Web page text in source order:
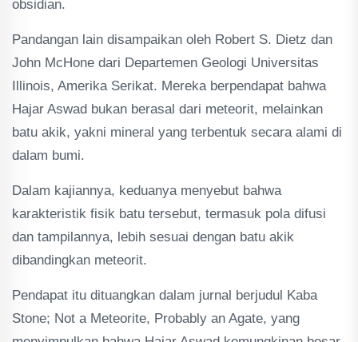
obsidian.
Pandangan lain disampaikan oleh Robert S. Dietz dan
John McHone dari Departemen Geologi Universitas
Illinois, Amerika Serikat. Mereka berpendapat bahwa
Hajar Aswad bukan berasal dari meteorit, melainkan
batu akik, yakni mineral yang terbentuk secara alami di
dalam bumi.
Dalam kajiannya, keduanya menyebut bahwa
karakteristik fisik batu tersebut, termasuk pola difusi
dan tampilannya, lebih sesuai dengan batu akik
dibandingkan meteorit.
Pendapat itu dituangkan dalam jurnal berjudul Kaba
Stone; Not a Meteorite, Probably an Agate, yang